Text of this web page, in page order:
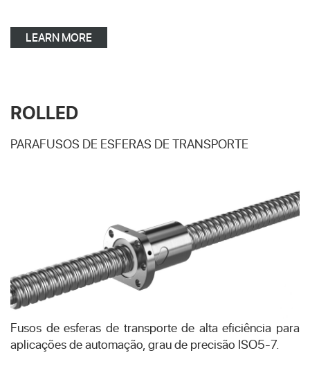
LEARN MORE
ROLLED
PARAFUSOS DE ESFERAS DE TRANSPORTE
Fusos de esferas de transporte de alta eficiência para
aplicações de automação, grau de precisão ISO5-7.